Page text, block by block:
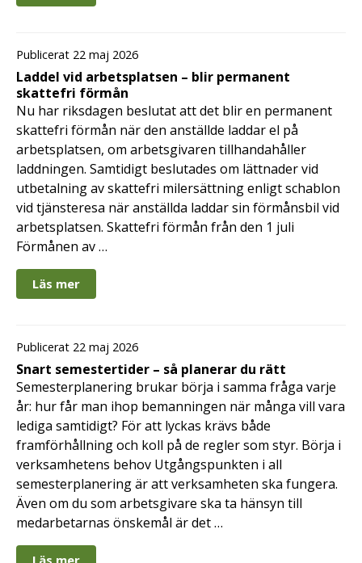
Publicerat 22 maj 2026
Laddel vid arbetsplatsen – blir permanent
skattefri förmån
Nu har riksdagen beslutat att det blir en permanent
skattefri förmån när den anställde laddar el på
arbetsplatsen, om arbetsgivaren tillhandahåller
laddningen. Samtidigt beslutades om lättnader vid
utbetalning av skattefri milersättning enligt schablon
vid tjänsteresa när anställda laddar sin förmånsbil vid
arbetsplatsen. Skattefri förmån från den 1 juli
Förmånen av …
Läs mer
Publicerat 22 maj 2026
Snart semestertider – så planerar du rätt
Semesterplanering brukar börja i samma fråga varje
år: hur får man ihop bemanningen när många vill vara
lediga samtidigt? För att lyckas krävs både
framförhållning och koll på de regler som styr. Börja i
verksamhetens behov Utgångspunkten i all
semesterplanering är att verksamheten ska fungera.
Även om du som arbetsgivare ska ta hänsyn till
medarbetarnas önskemål är det …
Läs mer